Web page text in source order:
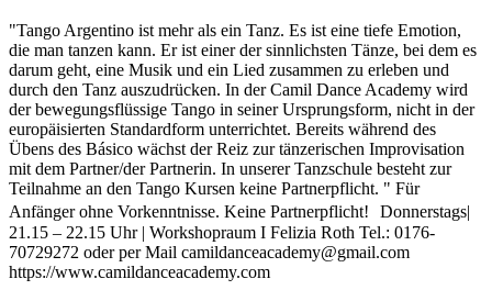
"Tango Argentino ist mehr als ein Tanz. Es ist eine tiefe Emotion,
die man tanzen kann. Er ist einer der sinnlichsten Tänze, bei dem es
darum geht, eine Musik und ein Lied zusammen zu erleben und
durch den Tanz auszudrücken. In der Camil Dance Academy wird
der bewegungsflüssige Tango in seiner Ursprungsform, nicht in der
europäisierten Standardform unterrichtet. Bereits während des
Übens des Básico wächst der Reiz zur tänzerischen Improvisation
mit dem Partner/der Partnerin. In unserer Tanzschule besteht zur
Teilnahme an den Tango Kursen keine Partnerpflicht. ​" Für
Anfänger ohne Vorkenntnisse. Keine Partnerpflicht! Donnerstags|
21.15 – 22.15 Uhr | Workshopraum I Felizia Roth Tel.: 0176-
70729272 oder per Mail camildanceacademy@gmail.com
https://www.camildanceacademy.com